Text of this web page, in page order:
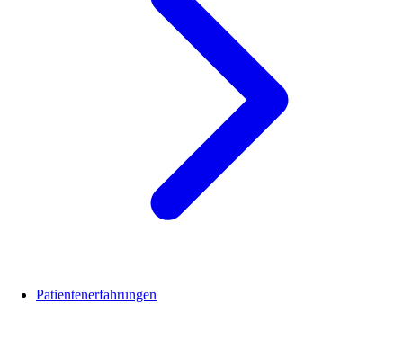
Patientenerfahrungen